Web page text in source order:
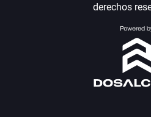
derechos